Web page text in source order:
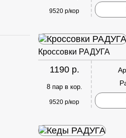
9520 р/кор
Кроссовки РАДУГА
1190 р.
8 пар в кор.
9520 р/кор